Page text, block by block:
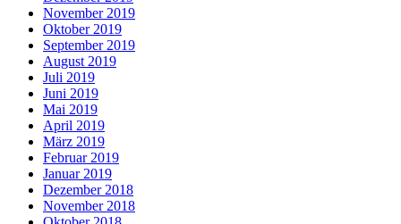
November 2019
Oktober 2019
September 2019
August 2019
Juli 2019
Juni 2019
Mai 2019
April 2019
März 2019
Februar 2019
Januar 2019
Dezember 2018
November 2018